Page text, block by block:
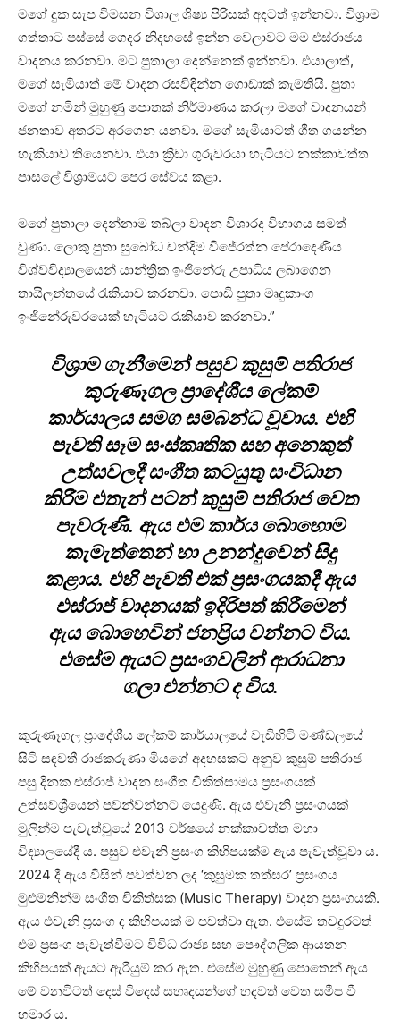
මගේ දුක සැප විමසන විශාල ශිෂ්‍ය පිරිසක් අදටත් ඉන්නවා. විශ්‍රාම
ගත්තාට පස්සේ ගෙදර නිදහසේ ඉන්න වෙලාවට මම එස්රාජය
වාදනය කරනවා. මට පුතාලා දෙන්නෙක් ඉන්නවා. එයාලාත්,
මගේ සැමියාත් මේ වාදන රසවිඳින්න ගොඩාක් කැමතියි. පුතා
මගේ නමින් මුහුණු පොතක් නිර්මාණය කරලා මගේ වාදනයන්
ජනතාව අතරට අරගෙන යනවා. මගේ සැමියාටත් ගීත ගයන්න
හැකියාව තියෙනවා. එයා ක්‍රීඩා ගුරුවරයා හැටියට නක්කාවත්ත
පාසලේ විශ්‍රාමයට පෙර සේවය කළා.
මගේ පුතාලා දෙන්නාම තබ්ලා වාදන විශාරද විභාගය සමත්
වුණා. ලොකු පුතා සු‍බෝධ චන්දිම විජේරත්න පේරාදෙණිය
විශ්වවිද්‍යාලයෙන් යාන්ත්‍රික ඉංජිනේරු උපාධිය ලබාගෙන
තායිලන්තයේ රැකියාව කරනවා. පොඩි පුතා මෘදුකාංග
ඉංජිනේරුවරයෙක් හැටියට රැකියාව කරනවා.”
විශ්‍රාම ගැනීමෙන් පසුව කුසුම් පතිරාජ
කුරුණෑගල ප්‍රාදේශීය ලේකම්
කාර්යාලය සමග සම්බන්ධ වූවාය. එහි
පැවති සෑම සංස්කෘතික සහ අනෙකුත්
උත්සවලදී සංගීත කටයුතු සංවිධාන
කිරීම එතැන් පටන් කුසුම් පතිරාජ වෙත
පැවරුණි. ඇය එම කාර්ය බොහොම
කැමැත්තෙන් හා උනන්දුවෙන් සිදු
කළාය. එහි පැවති එක් ප්‍රසංගයකදී ඇය
එස්රාජ් වාදනයක් ඉදිරිපත් කිරීමෙන්
ඇය බොහෙවින් ජනප්‍රිය වන්නට විය.
එසේම ඇයට ප්‍රසංගවලින් ආරාධනා
ගලා එන්නට ද විය.
කුරුණෑගල ප්‍රාදේශීය ලේකම් කාර්යාලයේ වැඩිහිටි මණ්ඩලයේ
සිටි සඳවතී රාජකරුණා මියගේ අදහසකට අනුව කුසුම් පතිරාජ
පසු දිනක එස්රාජ් වාදන සංගීත චිකිත්සාමය ප්‍රසංගයක්
උත්සවශ්‍රීයෙන් පවන්වන්නට යෙදුණි. ඇය එවැනි ප්‍රසංගයක්
මුලින්ම පැවැත්වූයේ 2013 වර්ෂයේ නක්කාවත්ත මහා
විද්‍යාලයේදී ය. පසුව එවැනි ප්‍රසංග කිහිපයක්ම ඇය පැවැත්වූවා ය.
2024 දී ඇය විසින් පවත්වන ලද ‘කුසුමක තත්සර’ ප්‍රසංගය
මුළුමනින්ම සංගීත චිකිත්සක (Music Therapy) වාදන ප්‍රසංගයකි.
ඇය එවැනි ප්‍රසංග ද කිහිපයක් ම පවත්වා ඇත. එසේම තවදුරටත්
එම ප්‍රසංග පැවැත්වීමට විවිධ රාජ්‍ය සහ පෞද්ගලික ආයතන
කිහිපයක් ඇයට ඇරියුම් කර ඇත. එසේම මුහුණු පොතෙන් ඇය
මේ වනවිටත් දෙස් විදෙස් සහෘදයන්ගේ හදවත් වෙත සමීප වී
හමාර ය.